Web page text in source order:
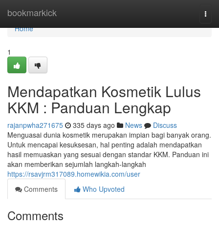
bookmarkick
Home
Home
1
Mendapatkan Kosmetik Lulus
KKM : Panduan Lengkap
rajanpwha271675 335 days ago News
Discuss
Menguasai dunia kosmetik merupakan impian bagi banyak orang.
Untuk mencapai kesuksesan, hal penting adalah mendapatkan
hasil memuaskan yang sesuai dengan standar KKM. Panduan ini
akan memberikan sejumlah langkah-langkah
https://rsavjrm317089.homewikia.com/user
Comments
Who Upvoted
Comments